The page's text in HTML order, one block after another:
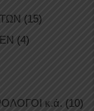
(15)
(4)
κ.ά. (10)